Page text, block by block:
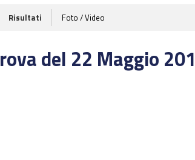
Risultati Foto / Video
del 22 Maggio